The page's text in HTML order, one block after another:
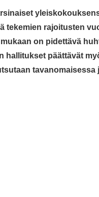
tekemien rajoitusten
on pidettävä
hallitukset päättävät